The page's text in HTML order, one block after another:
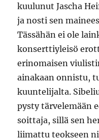
kuulunut Jascha
ja nosti sen
Tässähän ei ole
konserttiyleisö
erinomaisen
ainakaan onnistu,
kuuntelijalta.
pysty tärvelemään
soittaja, sillä sen
liimattu teokseen